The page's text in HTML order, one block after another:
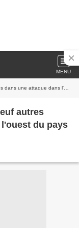
MENU
attaque dans l'ouest du pays
autres
du pays